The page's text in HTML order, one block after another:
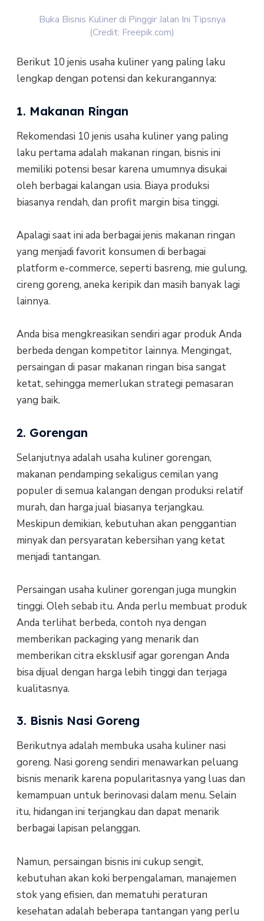
Buka Bisnis Kuliner di Pinggir Jalan Ini Tipsnya
(Credit: Freepik.com)
Berikut 10 jenis usaha kuliner yang paling laku
lengkap dengan potensi dan kekurangannya:
1. Makanan Ringan
Rekomendasi 10 jenis usaha kuliner yang paling
laku pertama adalah makanan ringan, bisnis ini
memiliki potensi besar karena umumnya disukai
oleh berbagai kalangan usia. Biaya produksi
biasanya rendah, dan profit margin bisa tinggi.
Apalagi saat ini ada berbagai jenis makanan ringan
yang menjadi favorit konsumen di berbagai
platform e-commerce, seperti basreng, mie gulung,
cireng goreng, aneka keripik dan masih banyak lagi
lainnya.
Anda bisa mengkreasikan sendiri agar produk Anda
berbeda dengan kompetitor lainnya. Mengingat,
persaingan di pasar makanan ringan bisa sangat
ketat, sehingga memerlukan strategi pemasaran
yang baik.
2. Gorengan
Selanjutnya adalah usaha kuliner gorengan,
makanan pendamping sekaligus cemilan yang
populer di semua kalangan dengan produksi relatif
murah, dan harga jual biasanya terjangkau.
Meskipun demikian, kebutuhan akan penggantian
minyak dan persyaratan kebersihan yang ketat
menjadi tantangan.
Persaingan usaha kuliner gorengan juga mungkin
tinggi. Oleh sebab itu. Anda perlu membuat produk
Anda terlihat berbeda, contoh nya dengan
memberikan packaging yang menarik dan
memberikan citra eksklusif agar gorengan Anda
bisa dijual dengan harga lebih tinggi dan terjaga
kualitasnya.
3. Bisnis Nasi Goreng
Berikutnya adalah membuka usaha kuliner nasi
goreng. Nasi goreng sendiri menawarkan peluang
bisnis menarik karena popularitasnya yang luas dan
kemampuan untuk berinovasi dalam menu. Selain
itu, hidangan ini terjangkau dan dapat menarik
berbagai lapisan pelanggan.
Namun, persaingan bisnis ini cukup sengit,
kebutuhan akan koki berpengalaman, manajemen
stok yang efisien, dan mematuhi peraturan
kesehatan adalah beberapa tantangan yang perlu